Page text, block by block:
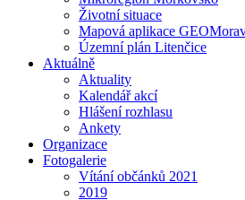
Životní situace
Mapová aplikace
Územní plán Litenčice
Aktuálně
Aktuality
Kalendář akcí
Hlášení rozhlasu
Ankety
Organizace
Fotogalerie
Vítání občánků 2021
2019